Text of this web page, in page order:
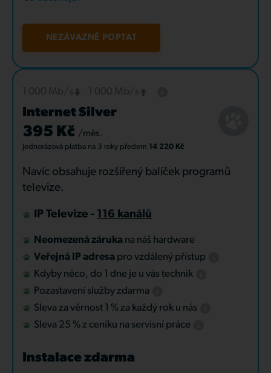
NEZÁVAZNĚ POPTAT
Internet Silver
395 Kč /měs.
Jednorázová platba na 3 roky předem 14 220 Kč
Navíc obsahuje rozšířený balíček programů
televize.
IP Televize - 116 kanálů
Neomezená záruka na náš hardware
Veřejná IP adresa pro vzdálený přístup
Kdyby něco, do 1 dne je u vás technik
Pozastavení služby zdarma
Sleva za věrnost 1 % za každý rok u nás
Sleva 25 % z ceníku na servisní práce
Instalace zdarma